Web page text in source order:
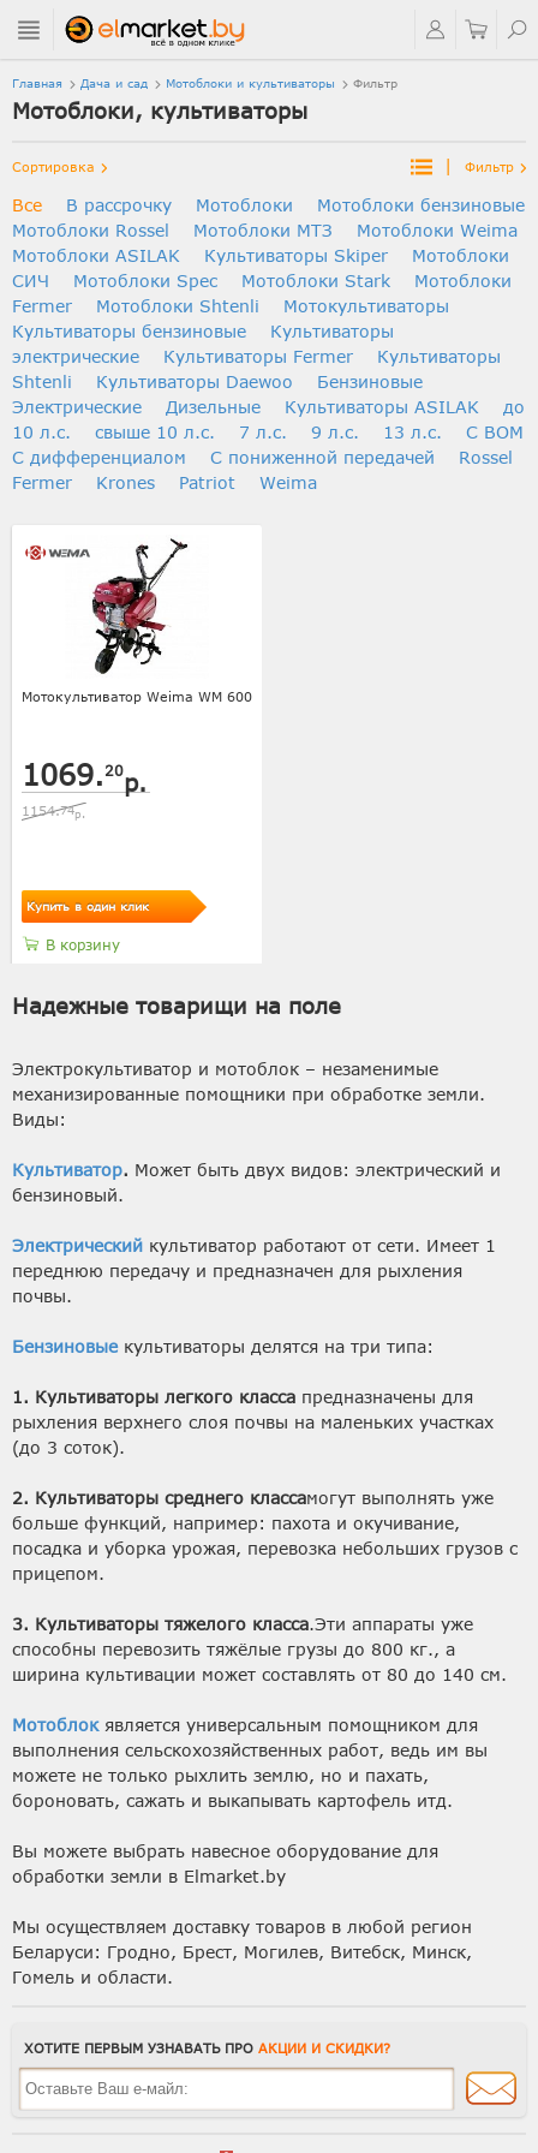
Главная Дача и сад Мотоблоки и культиваторы Фильтр
Мотоблоки, культиваторы
Сортировка | Фильтр
Все В рассрочку Мотоблоки
Мотоблоки бензиновые
Мотоблоки Rossel
Мотоблоки МТЗ
Мотоблоки Weima
Мотоблоки ASILAK
Культиваторы Skiper
Мотоблоки
СИЧ
Мотоблоки Spec Мотоблоки Stark
Мотоблоки
Fermer
Мотоблоки Shtenli
Мотокультиваторы
Культиваторы бензиновые
Культиваторы
электрические
Культиваторы Fermer
Культиваторы
Shtenli
Культиваторы Daewoo
Бензиновые
Электрические
Дизельные Культиваторы ASILAK
до
10 л.с.
свыше 10 л.с. 7 л.с. 9 л.с. 13 л.с.
С ВОМ
С дифференциалом
C пониженной передачей
Rossel
Fermer
Krones Patriot Weima
Мотокультиватор Weima WM 600
1069. 20р.
1154.74р.
Купить в один клик
В корзину
Надежные товарищи на поле
Электрокультиватор и мотоблок – незаменимые
механизированные помощники при обработке земли.
Виды:
Культиватор. Может быть двух видов: электрический и
бензиновый.
Электрический культиватор работают от сети. Имеет 1
переднюю передачу и предназначен для рыхления
почвы.
Бензиновыекультиваторы делятся на три типа:
1. Культиваторы легкого класса предназначены для
рыхления верхнего слоя почвы на маленьких участках
(до 3 соток).
2. Культиваторы среднего классамогут выполнять уже
больше функций, например: пахота и окучивание,
посадка и уборка урожая, перевозка небольших грузов с
прицепом.
3. Культиваторы тяжелого класса.Эти аппараты уже
способны перевозить тяжёлые грузы до 800 кг., а
ширина культивации может составлять от 80 до 140 см.
Мотоблокявляется универсальным помощником для
выполнения сельскохозяйственных работ, ведь им вы
можете не только рыхлить землю, но и пахать,
бороновать, сажать и выкапывать картофель итд.
Вы можете выбрать навесное оборудование для
обработки земли в Elmarket.by
Мы осуществляем доставку товаров в любой регион
Беларуси: Гродно, Брест, Могилев, Витебск, Минск,
Гомель и области.
ХОТИТЕ ПЕРВЫМ УЗНАВАТЬ ПРО АКЦИИ И СКИДКИ?